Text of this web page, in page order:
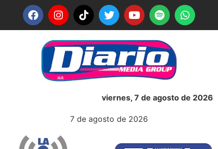
viernes, 7 de agosto de 2026
7 de agosto de 2026